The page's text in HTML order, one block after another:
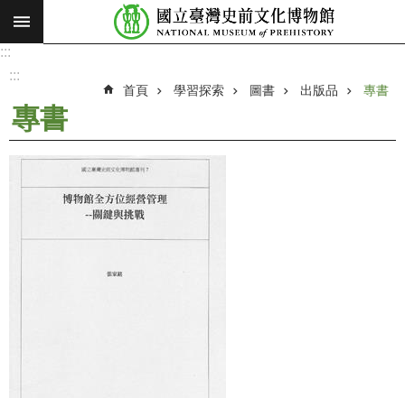
跳到主要內容區塊
搜
願
:::
:::
首頁 學習探索 圖書 出版品 專書
專書